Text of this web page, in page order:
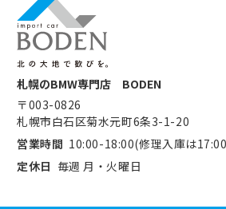
札幌のBMW専門店 BODEN
〒003-0826
札幌市白石区菊水元町6条3-1-20
営業時間 10:00-18:00(修理入庫は
定休日 毎週 月・火曜日